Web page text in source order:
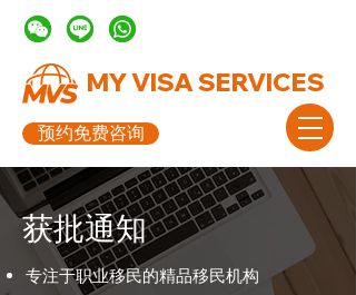
MY VISA SERVICES
预约免费咨询
获批通知
专注于职业移民的精品移民机构